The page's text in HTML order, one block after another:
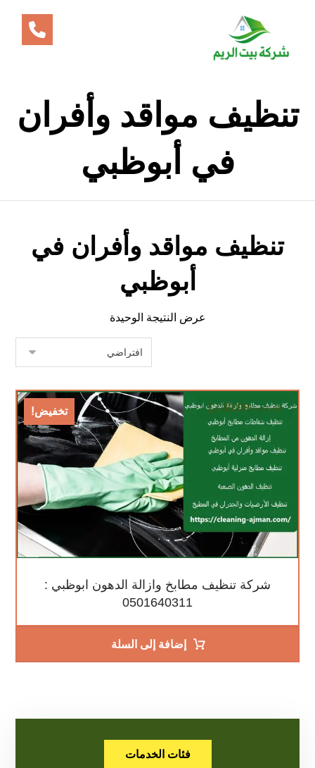
تنظيف مواقد وأفران
في أبوظبي
تنظيف مواقد وأفران في
أبوظبي
عرض النتيجة الوحيدة
تخفيض!
شركة تنظيف مطابخ وازالة الدهون ابوظبي :
0501640311
65,00 د.إ 30,00 د.إ
إضافة إلى السلة
فئات الخدمات